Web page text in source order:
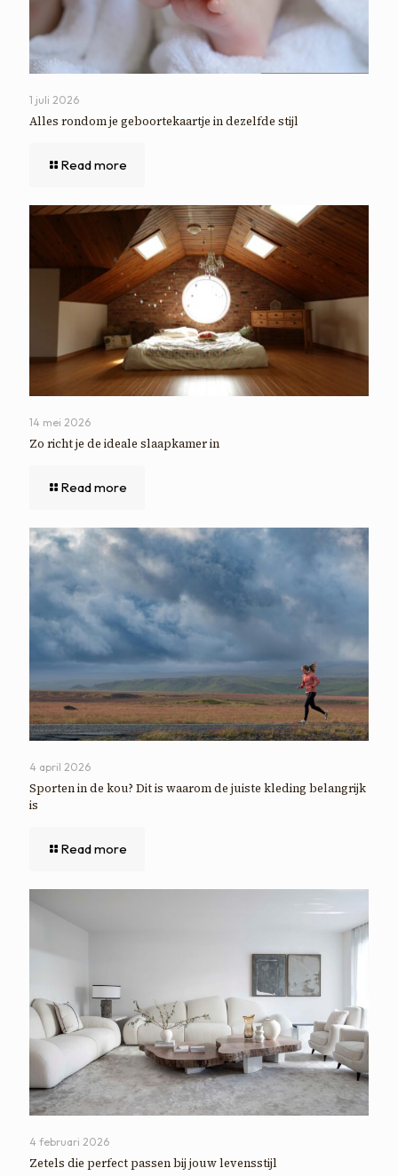
1 juli 2026
Alles rondom je geboortekaartje in dezelfde stijl
Read more
14 mei 2026
Zo richt je de ideale slaapkamer in
Read more
4 april 2026
Sporten in de kou? Dit is waarom de juiste kleding belangrijk
is
Read more
4 februari 2026
Zetels die perfect passen bij jouw levensstijl